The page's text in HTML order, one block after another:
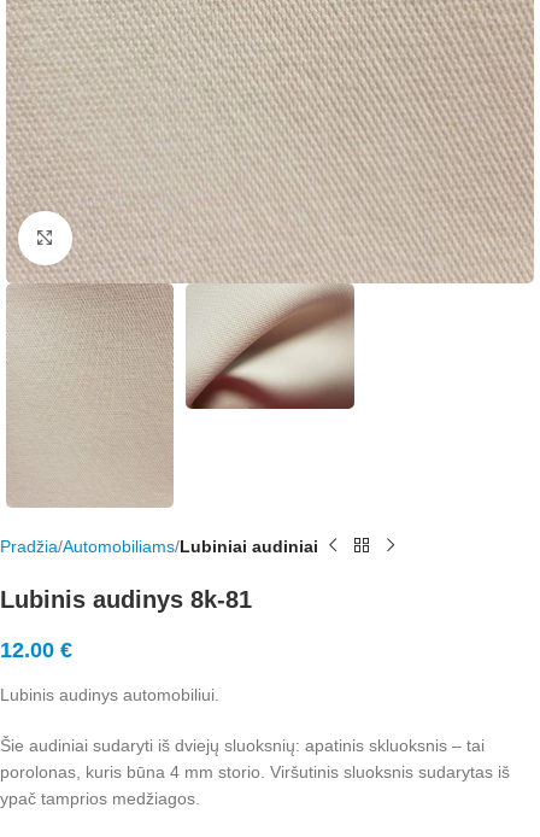
Rodyti nuotrauką visame ekrane
Pradžia Automobiliams Lubiniai audiniai
Lubinis audinys 8k-81
12.00 €
Lubinis audinys automobiliui.
Šie audiniai sudaryti iš dviejų sluoksnių: apatinis skluoksnis – tai
porolonas, kuris būna 4 mm storio. Viršutinis sluoksnis sudarytas iš
ypač tamprios medžiagos.